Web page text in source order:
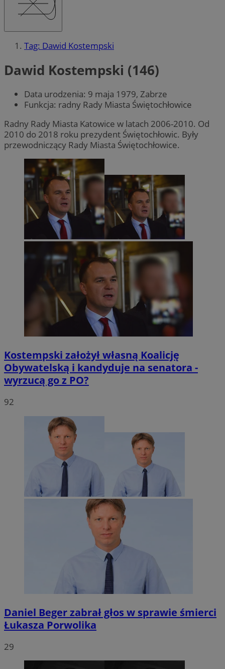
Tag: Dawid Kostempski
Dawid Kostempski (146)
Data urodzenia: 9 maja 1979, Zabrze
Funkcja: radny Rady Miasta Świętochłowice
Radny Rady Miasta Katowice w latach 2006-2010. Od
2010 do 2018 roku prezydent Świętochłowic. Były
przewodniczący Rady Miasta Świętochłowice.
Kostempski założył własną Koalicję
Obywatelską i kandyduje na senatora -
wyrzucą go z PO?
92
Daniel Beger zabrał głos w sprawie śmierci
Łukasza Porwolika
29